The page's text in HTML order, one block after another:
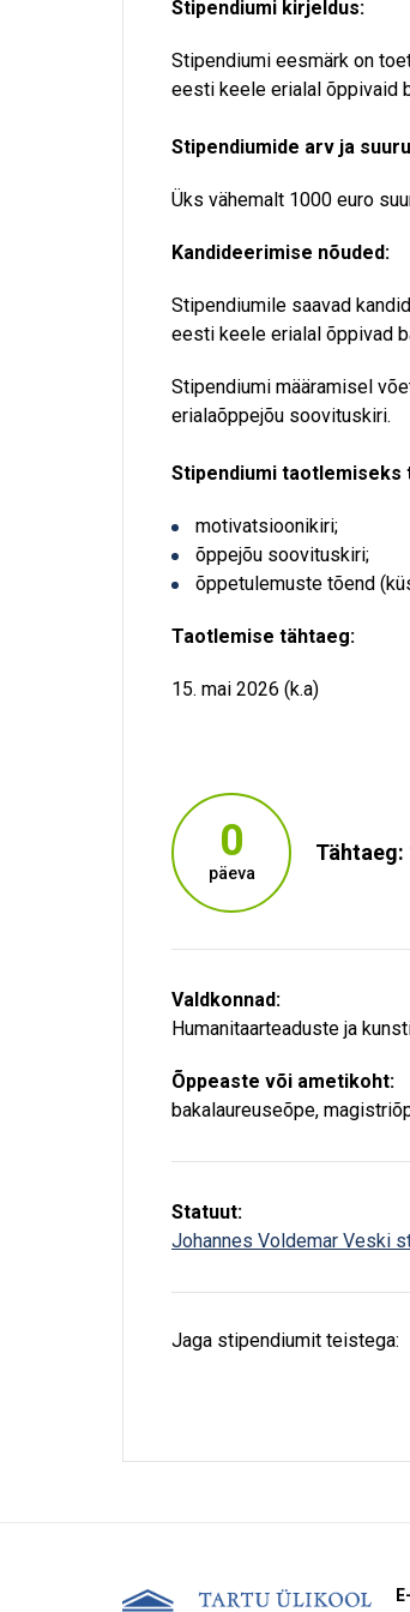
Stipendiumi kirjeldus:
Stipendiumi eesmärk on
eesti keele erialal õppivaid
Stipendiumide arv ja
Üks vähemalt 1000 euro
Kandideerimise nõuded:
Stipendiumile saavad
eesti keele erialal õppivad
Stipendiumi määramisel
erialaõppejõu soovituskiri.
Stipendiumi taotlemiseks
motivatsioonikiri;
õppejõu soovituskiri;
õppetulemuste tõend
Taotlemise tähtaeg:
15. mai 2026 (k.a)
0
päeva
Tähtaeg:
Valdkonnad:
Humanitaarteaduste ja
Õppeaste või ametikoht:
bakalaureuseõpe,
Statuut:
Johannes Voldemar Veski
Jaga stipendiumit teistega: